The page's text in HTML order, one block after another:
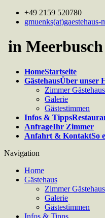
+49 2159 520780
gmuenks(at)gaestehaus-
in
HomeStartseite
GästehausÜber unser
Zimmer
Galerie
Gästestimmen
Infos & Tipps
AnfrageIhr Zimmer
Anfahrt & KontaktSo
Navigation
Home
Gästehaus
Zimmer
Galerie
Gästestimmen
Infos & Tipps